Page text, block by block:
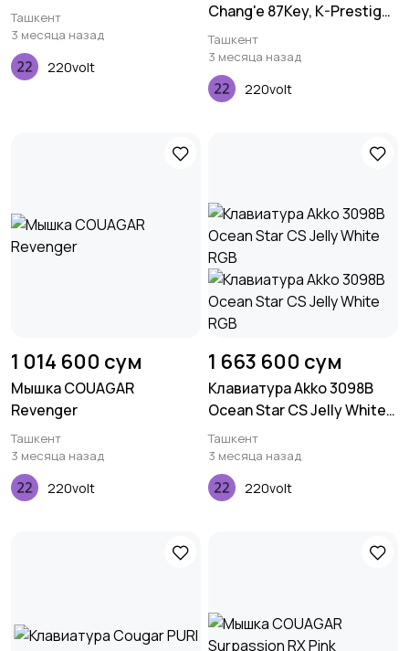
Ташкент
3 месяца назад
220volt
Chang'e 87Key, K-Prestige
Light, BT/WL/USB-A, EN,
White Led, Синий
Ташкент
3 месяца назад
220volt
1 014 600 сум
Мышка COUAGAR
Revenger
Ташкент
3 месяца назад
220volt
1 663 600 сум
Клавиатура Akko 3098B
Ocean Star CS Jelly White
RGB
Ташкент
3 месяца назад
220volt